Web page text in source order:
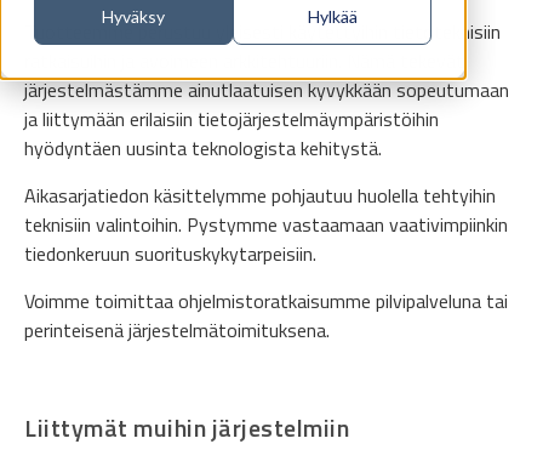
Hyväksy Hylkää
Tuotteemme perustuu yleisesti käytettyihin tietoteknisiin
järjestelmästämme ainutlaatuisen kyvykkään sopeutumaan
ja liittymään erilaisiin tietojärjestelmäympäristöihin
hyödyntäen uusinta teknologista kehitystä.
Aikasarjatiedon käsittelymme pohjautuu huolella tehtyihin
teknisiin valintoihin. Pystymme vastaamaan vaativimpiinkin
tiedonkeruun suorituskykytarpeisiin.
Voimme toimittaa ohjelmistoratkaisumme pilvipalveluna tai
perinteisenä järjestelmätoimituksena.
Liittymät muihin järjestelmiin